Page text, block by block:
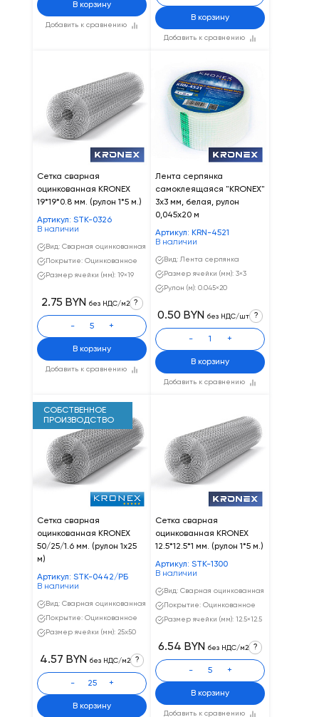
Добавить к сравнению
В корзину
Добавить к сравнению
В корзину
Сетка сварная
оцинкованная KRONEX
19*19*0.8 мм. (рулон 1*5 м.)
Артикул: STK-0326
В наличии
Вид: Сварная оцинкованная
Покрытие: Оцинкованное
Размер ячейки (мм): 19×19
Добавить к сравнению
2.75 BYN без НДС/м2 ?
- +
В корзину
Лента серпянка
самоклеящаяся "KRONEX"
3х3 мм, белая, рулон
0,045х20 м
Артикул: KRN-4521
В наличии
Вид: Лента серпянка
Размер ячейки (мм): 3×3
Рулон (м): 0.045×20
Добавить к сравнению
0.50 BYN без НДС/шт ?
- +
В корзину
СОБСТВЕННОЕ
ПРОИЗВОДСТВО
Сетка сварная
оцинкованная KRONEX
50/25/1.6 мм. (рулон 1х25
м)
Артикул: STK-0442/РБ
В наличии
Вид: Сварная оцинкованная
Покрытие: Оцинкованное
Размер ячейки (мм): 25x50
4.57 BYN без НДС/м2 ?
- +
В корзину
Сетка сварная
оцинкованная KRONEX
12.5*12.5*1 мм. (рулон 1*5 м.)
Артикул: STK-1300
В наличии
Вид: Сварная оцинкованная
Покрытие: Оцинкованное
Размер ячейки (мм): 12.5×12.5
Добавить к сравнению
6.54 BYN без НДС/м2 ?
- +
В корзину